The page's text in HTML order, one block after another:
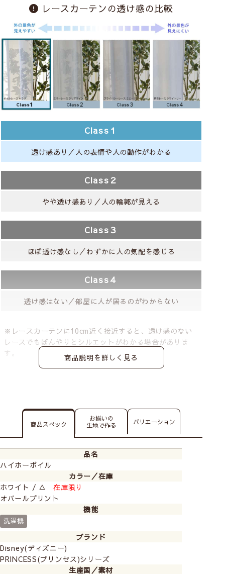
レースカーテンの透け感の比較
Class１
透け感あり／人の表情や人の動作がわかる
Class２
やや透け感あり／人の輪郭が見える
Class３
ほぼ透け感なし／わずかに人の気配を感じる
Class４
透け感はない／部屋に人が居るのがわからない
※レースカーテンに10cm近く接近すると、透け感のない
レースでもぼんやりとシルエットがわかる場合がありま
す。
商品説明を詳しく見る
商品スペック
お揃いの
生地で作る
バリエーション
品名
ハイホーボイル
カラー／在庫
ホワイト / △在庫限り
オパールプリント
機能
洗濯機
ブランド
Disney(ディズニー)
PRINCESS(プリンセス)シリーズ
生産国／素材